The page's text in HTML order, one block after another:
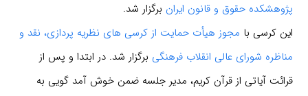
پژوهشکده حقوق و قانون ایران برگزار شد.
این کرسی با مجوز هیأت حمایت از کرسی های نظریه پردازی، نقد و
مناظره شورای عالی انقلاب فرهنگی برگزار شد. در ابتدا و پس از
قرائت آیاتی از قرآن کریم، مدیر جلسه ضمن خوش آمد گویی به